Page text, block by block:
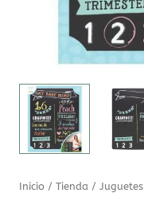
Inicio /Tienda /Juguetes